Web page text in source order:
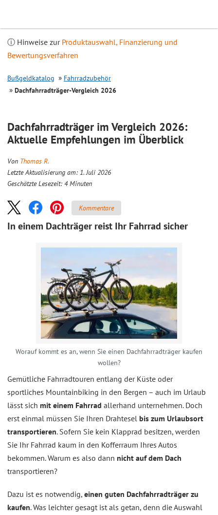
ⓘ Hinweise zur Produktauswahl, Finanzierung und
Bewertungsverfahren
Bußgeldkatalog
Fahrradzubehör
Dachfahrradträger-Vergleich 2026
Dachfahrradträger im Vergleich 2026:
Aktuelle Empfehlungen im Überblick
Von Thomas R.
Letzte Aktualisierung am: 1. Juli 2026
Geschätzte Lesezeit: 4 Minuten
Kommentare
In einem Dachträger reist Ihr Fahrrad sicher
Worauf kommt es an, wenn Sie einen Dachfahrradträger kaufen
wollen?
Gemütliche Fahrradtouren entlang der Küste oder
sportliches Mountainbiking in den Bergen – auch im Urlaub
lässt sich mit einem Fahrrad allerhand unternehmen. Doch
erst einmal müssen Sie Ihren Drahtesel bis zum Urlaubsort
transportieren. Sofern Sie kein Klapprad besitzen, werden
Sie Ihr Fahrrad kaum in den Kofferraum Ihres Autos
bekommen. Warum es also dann nicht auf dem Dach
transportieren?
Dazu ist es notwendig, einen guten Dachfahrradträger zu
kaufen. Was leichter gesagt ist als getan, denn die Auswahl